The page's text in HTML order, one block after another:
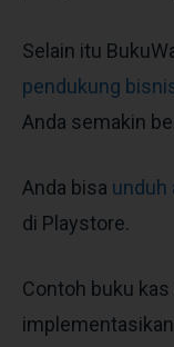
Selain itu
pendukung
Anda semakin
Anda bisa unduh
di Playstore.
Contoh buku kas